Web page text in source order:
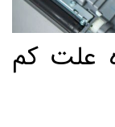
علت کم